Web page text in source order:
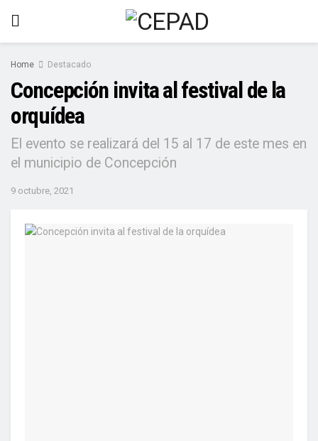
Home Destacado
Concepción invita al festival de la
orquídea
El evento se realizará del 15 al 17 de este mes en
el municipio de Concepción
9 octubre, 2021